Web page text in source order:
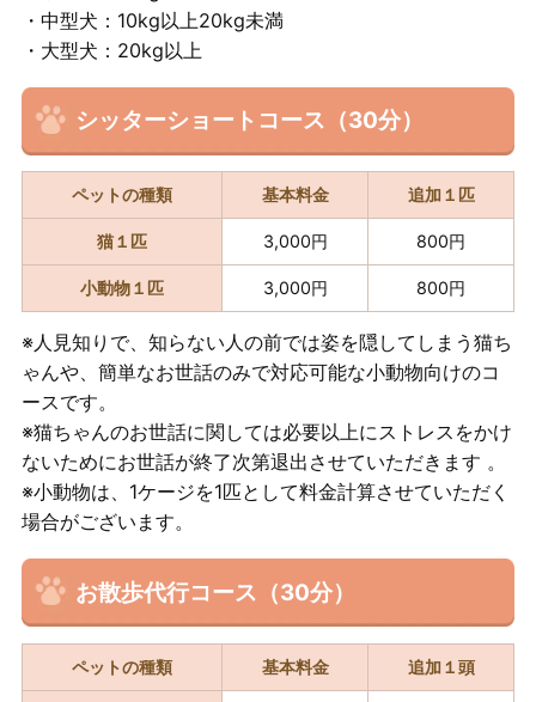
・中型犬：10kg以上20kg未満
・大型犬：20kg以上
シッターショートコース（30分）
ペットの種類 基本料金 追加１匹
猫１匹 3,000円 800円
小動物１匹 3,000円 800円
※人見知りで、知らない人の前では姿を隠してしまう猫ち
ゃんや、簡単なお世話のみで対応可能な小動物向けのコ
ースです。
※猫ちゃんのお世話に関しては必要以上にストレスをかけ
ないためにお世話が終了次第退出させていただきます 。
※小動物は、1ケージを1匹として料金計算させていただく
場合がございます。
お散歩代行コース（30分）
ペットの種類 基本料金 追加１頭